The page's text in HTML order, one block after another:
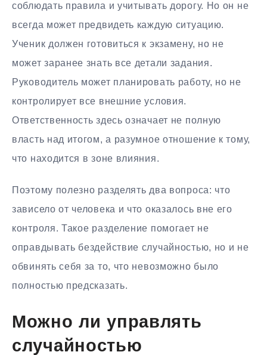
соблюдать правила и учитывать дорогу. Но он не
всегда может предвидеть каждую ситуацию.
Ученик должен готовиться к экзамену, но не
может заранее знать все детали задания.
Руководитель может планировать работу, но не
контролирует все внешние условия.
Ответственность здесь означает не полную
власть над итогом, а разумное отношение к тому,
что находится в зоне влияния.
Поэтому полезно разделять два вопроса: что
зависело от человека и что оказалось вне его
контроля. Такое разделение помогает не
оправдывать бездействие случайностью, но и не
обвинять себя за то, что невозможно было
полностью предсказать.
Можно ли управлять
случайностью